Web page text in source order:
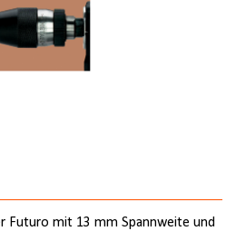
Futuro mit 13 mm Spannweite und